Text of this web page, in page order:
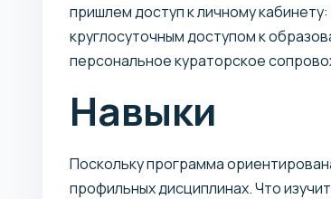
пришлем доступ к личному
круглосуточным доступом к
персональное кураторское
Навыки
Поскольку программа
профильных дисциплинах. Что